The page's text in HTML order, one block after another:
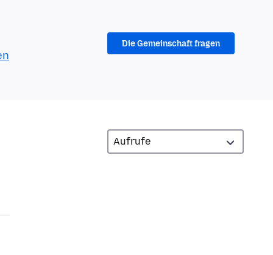
Die Gemeinschaft fragen